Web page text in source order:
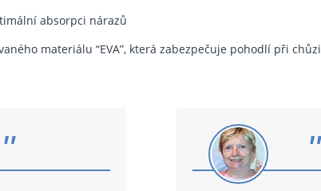
absorpci nárazů
materiálu “EVA”, která zabezpečuje pohodlí při chůzi
" "